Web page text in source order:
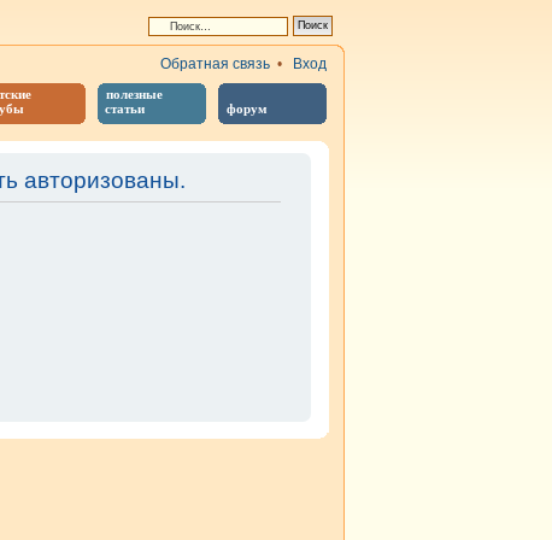
полезные
статьи
форум
Обратная связь • Вход
авторизованы.